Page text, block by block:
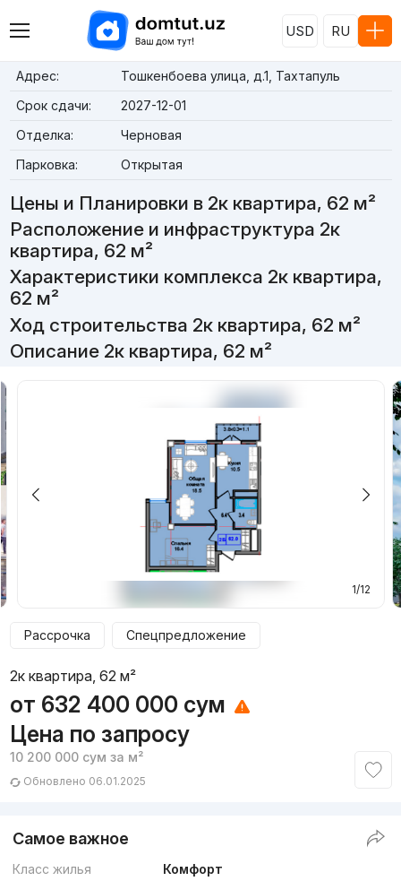
USD RU
Адрес:
Тошкенбоева улица, д.1, Тахтапуль
Срок сдачи:
2027-12-01
Отделка:
Черновая
Парковка:
Открытая
Цены и Планировки в 2к квартира, 62 м²
Расположение и инфраструктура 2к
квартира, 62 м²
Характеристики комплекса 2к квартира,
62 м²
Ход строительства 2к квартира, 62 м²
Описание 2к квартира, 62 м²
1/12
Рассрочка Спецпредложение
2к квартира, 62 м²
от 632 400 000 сум
Цена по запросу
10 200 000 сум за м²
Обновлено 06.01.2025
Самое важное
Класс жилья
Комфорт